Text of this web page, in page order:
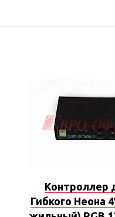
Контроллер
Гибкого Неона